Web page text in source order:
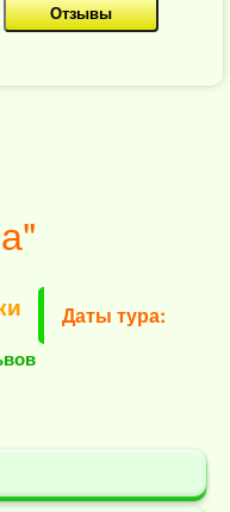
Отзывы
Даты тура: